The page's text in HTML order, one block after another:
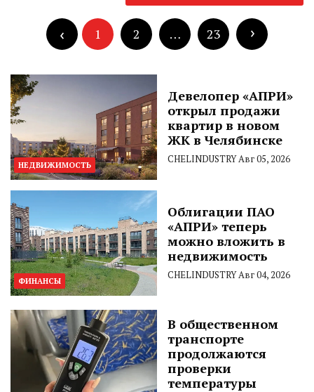
записям
записей
1 2 … 23
НЕДВИЖИМОСТЬ
Девелопер «АПРИ»
открыл продажи
квартир в новом
ЖК в Челябинске
CHELINDUSTRYАвг 05, 2026
ФИНАНСЫ
Облигации ПАО
«АПРИ» теперь
можно вложить в
недвижимость
CHELINDUSTRYАвг 04, 2026
В общественном
транспорте
продолжаются
проверки
температуры